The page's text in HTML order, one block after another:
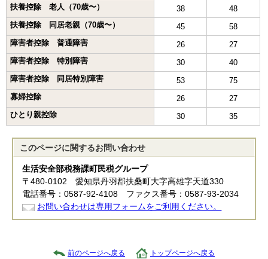
扶養控除 老人（70歳〜）
38
48
扶養控除 同居老親（70歳〜）
45
58
障害者控除 普通障害
26
27
障害者控除 特別障害
30
40
障害者控除 同居特別障害
53
75
寡婦控除
26
27
ひとり親控除
30 35
このページに関するお問い合わせ
生活安全部税務課町民税グループ
〒480-0102 愛知県丹羽郡扶桑町大字高雄字天道330
電話番号：0587-92-4108 ファクス番号：0587-93-2034
お問い合わせは専用フォームをご利用ください。
前のページへ戻る トップページへ戻る